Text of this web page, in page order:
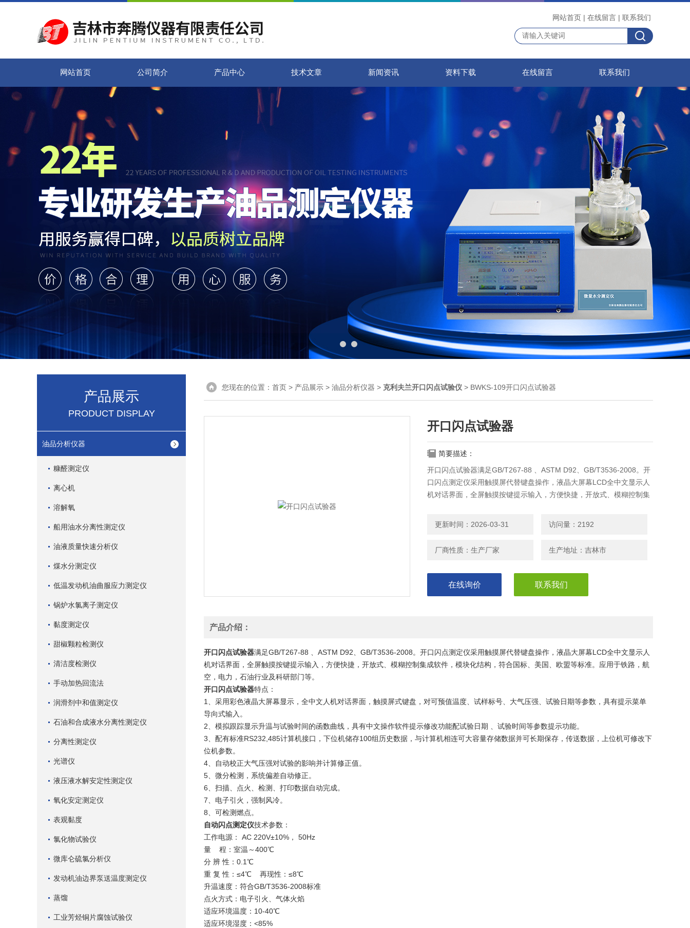
网站首页 | 在线留言 | 联系我们
网站首页 公司简介 产品中心 技术文章 新闻资讯 资料下载 在线留言 联系我们
产品展示
PRODUCT DISPLAY
油品分析仪器
糠醛测定仪
离心机
溶解氧
船用油水分离性测定仪
油液质量快速分析仪
煤水分测定仪
低温发动机油曲服应力测定仪
锅炉水氯离子测定仪
黏度测定仪
甜椒颗粒检测仪
清洁度检测仪
手动加热回流法
润滑剂中和值测定仪
石油和合成液水分离性测定仪
分离性测定仪
光谱仪
液压液水解安定性测定仪
氧化安定测定仪
表观黏度
氯化物试验仪
微库仑硫氯分析仪
发动机油边界泵送温度测定仪
蒸馏
工业芳烃铜片腐蚀试验仪
您现在的位置： 首页 > 产品展示 > 油品分析仪器 > 克利夫兰开口闪点试验仪 > BWKS-109开口闪点试验器
开口闪点试验器
简要描述：
开口闪点试验器满足GB/T267-88 、ASTM D92、GB/T3536-2008。开
口闪点测定仪采用触摸屏代替键盘操作，液晶大屏幕LCD全中文显示人
机对话界面，全屏触摸按键提示输入，方便快捷，开放式、模糊控制集
空，电力，石油行业及科研部门等。
更新时间：2026-03-31 访问量：2192
厂商性质：生产厂家 生产地址：吉林市
在线询价 联系我们
产品介绍：
开口闪点试验器满足GB/T267-88 、ASTM D92、GB/T3536-2008。开口闪点测定仪采用触摸屏代替键盘操作，液晶大屏幕LCD全中文显示人
机对话界面，全屏触摸按键提示输入，方便快捷，开放式、模糊控制集成软件，模块化结构，符合国标、美国、欧盟等标准。应用于铁路，航
空，电力，石油行业及科研部门等。
开口闪点试验器特点：
1、采用彩色液晶大屏幕显示，全中文人机对话界面，触摸屏式键盘，对可预值温度、试样标号、大气压强、试验日期等参数，具有提示菜单
导向式输入。
2、模拟跟踪显示升温与试验时间的函数曲线，具有中文操作软件提示修改功能配试验日期 、试验时间等参数提示功能。
3、配有标准RS232,485计算机接口，下位机储存100组历史数据，与计算机相连可大容量存储数据并可长期保存，传送数据，上位机可修改下
位机参数。
4、自动校正大气压强对试验的影响并计算修正值。
5、微分检测，系统偏差自动修正。
6、扫描、点火、检测、打印数据自动完成。
7、电子引火，强制风冷。
8、可检测燃点。
自动闪点测定仪技术参数：
工作电源： AC 220V±10%， 50Hz
量 程：室温～400℃
分 辨 性：0.1℃
重 复 性：≤4℃ 再现性：≤8℃
升温速度：符合GB/T3536-2008标准
点火方式：电子引火、气体火焰
适应环境温度：10-40℃
适应环境湿度：<85%